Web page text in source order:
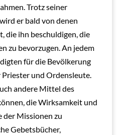
Trotz seiner
er bald von denen
die ihn beschuldigen, die
zu bevorzugen. An jedem
für die Bevölkerung
und Ordensleute.
andere Mittel des
die Wirksamkeit und
Missionen zu
Gebetsbücher,